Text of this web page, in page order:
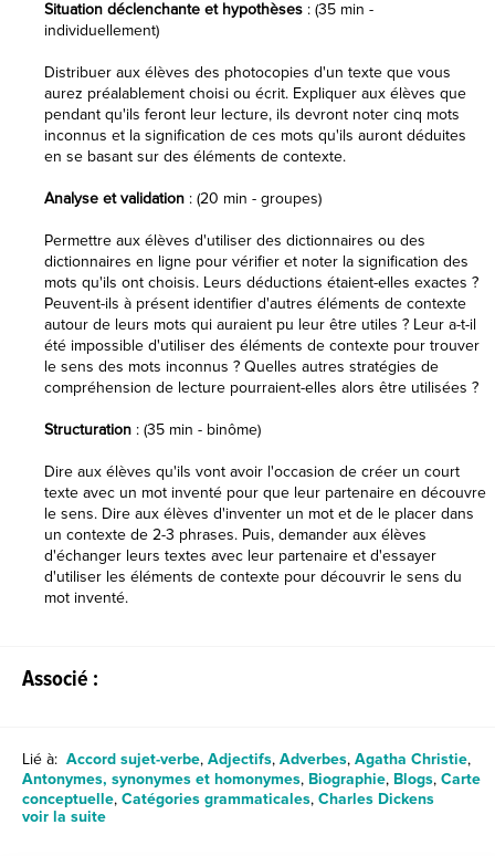
Situation déclenchante et hypothèses : (35 min -
individuellement)
Distribuer aux élèves des photocopies d'un texte que vous
aurez préalablement choisi ou écrit. Expliquer aux élèves que
pendant qu'ils feront leur lecture, ils devront noter cinq mots
inconnus et la signification de ces mots qu'ils auront déduites
en se basant sur des éléments de contexte.
Analyse et validation : (20 min - groupes)
Permettre aux élèves d'utiliser des dictionnaires ou des
dictionnaires en ligne pour vérifier et noter la signification des
mots qu'ils ont choisis. Leurs déductions étaient-elles exactes ?
Peuvent-ils à présent identifier d'autres éléments de contexte
autour de leurs mots qui auraient pu leur être utiles ? Leur a-t-il
été impossible d'utiliser des éléments de contexte pour trouver
le sens des mots inconnus ? Quelles autres stratégies de
compréhension de lecture pourraient-elles alors être utilisées ?
Structuration : (35 min - binôme)
Dire aux élèves qu'ils vont avoir l'occasion de créer un court
texte avec un mot inventé pour que leur partenaire en découvre
le sens. Dire aux élèves d'inventer un mot et de le placer dans
un contexte de 2-3 phrases. Puis, demander aux élèves
d'échanger leurs textes avec leur partenaire et d'essayer
d'utiliser les éléments de contexte pour découvrir le sens du
mot inventé.
Associé :
Lié à: Accord sujet-verbe, Adjectifs, Adverbes, Agatha Christie,
Antonymes, synonymes et homonymes, Biographie, Blogs, Carte
conceptuelle, Catégories grammaticales, Charles Dickens
voir la suite